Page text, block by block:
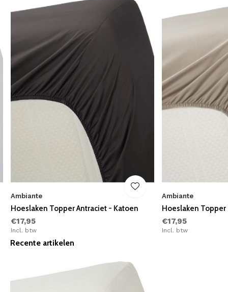
Ambiante
Hoeslaken Topper Antraciet - Katoen
€17,95
Incl. btw
Ambiante
Hoeslaken
€17,95
Incl. btw
Recente artikelen